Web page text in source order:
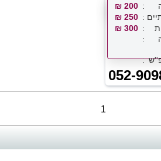
200 ₪
250 ₪
300 ₪
052-
1